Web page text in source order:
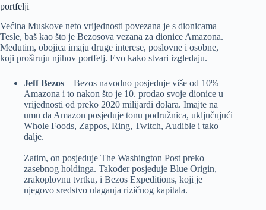
portfelji
Većina Muskove neto vrijednosti povezana je s dionicama
Tesle, baš kao što je Bezosova vezana za dionice Amazona.
Međutim, obojica imaju druge interese, poslovne i osobne,
koji proširuju njihov portfelj. Evo kako stvari izgledaju.
Jeff Bezos – Bezos navodno posjeduje više od 10%
Amazona i to nakon što je 10. prodao svoje dionice u
vrijednosti od preko 2020 milijardi dolara. Imajte na
umu da Amazon posjeduje tonu podružnica, uključujući
Whole Foods, Zappos, Ring, Twitch, Audible i tako
dalje.
Zatim, on posjeduje The Washington Post preko
zasebnog holdinga. Također posjeduje Blue Origin,
zrakoplovnu tvrtku, i Bezos Expeditions, koji je
njegovo sredstvo ulaganja rizičnog kapitala.